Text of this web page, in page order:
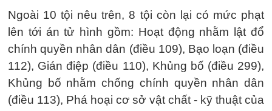
Ngoài 10 tội nêu trên, 8 tội còn lại có mức phạt
lên tới án tử hình gồm: Hoạt động nhằm lật đổ
chính quyền nhân dân (điều 109), Bạo loạn (điều
112), Gián điệp (điều 110), Khủng bố (điều 299),
Khủng bố nhằm chống chính quyền nhân dân
(điều 113), Phá hoại cơ sở vật chất - kỹ thuật của